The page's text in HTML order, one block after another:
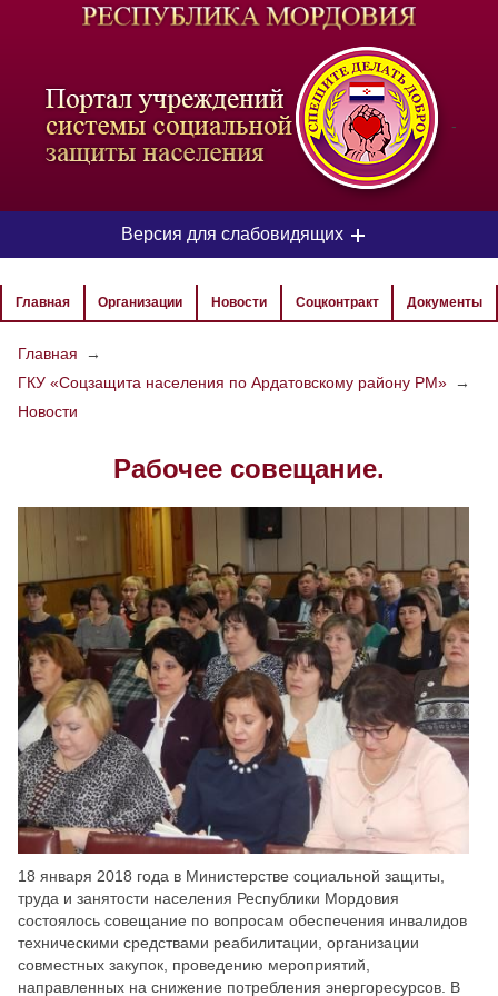
-
Версия для слабовидящих
ЦВЕТОВАЯ СХЕМА
РАЗМЕР ТЕКСТА
Настройки по умолчанию
Главная Организации Новости Соцконтракт Документы
Главная
→
ГКУ «Соцзащита населения по Ардатовскому району РМ» →
Новости
Рабочее совещание.
18 января 2018 года в Министерстве социальной защиты,
труда и занятости населения Республики Мордовия
состоялось совещание по вопросам обеспечения инвалидов
техническими средствами реабилитации, организации
совместных закупок, проведению мероприятий,
направленных на снижение потребления энергоресурсов. В